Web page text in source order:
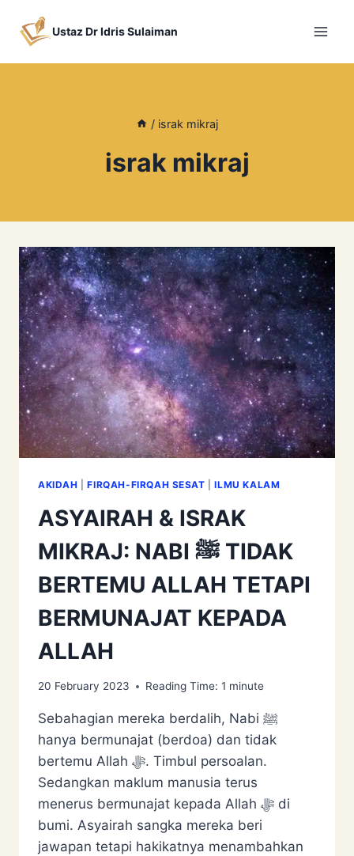
Ustaz Dr Idris Sulaiman
/ israk mikraj
israk mikraj
AKIDAH |FIRQAH-FIRQAH SESAT |ILMU KALAM
ASYAIRAH & ISRAK
MIKRAJ: NABI ﷺ TIDAK
BERTEMU ALLAH TETAPI
BERMUNAJAT KEPADA
ALLAH
20 February 2023 Reading Time: 1 minute
Sebahagian mereka berdalih, Nabi ﷺ
hanya bermunajat (berdoa) dan tidak
bertemu Allah ﷻ. Timbul persoalan.
Sedangkan maklum manusia terus
menerus bermunajat kepada Allah ﷻ di
bumi. Asyairah sangka mereka beri
jawapan tetapi hakikatnya menambahkan